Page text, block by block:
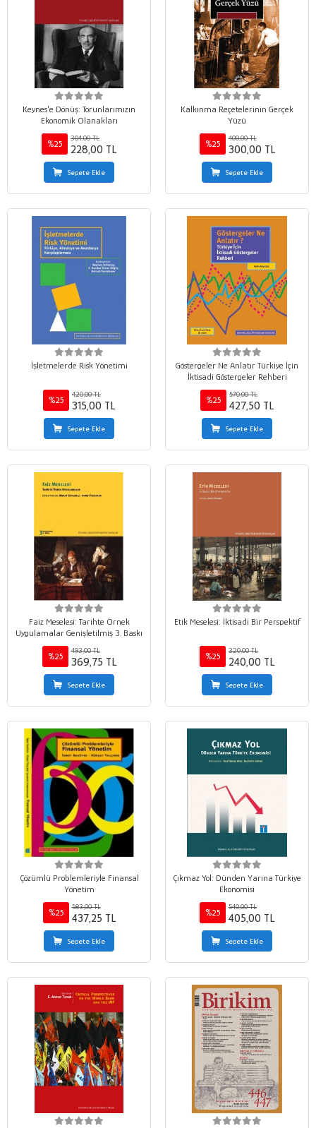
Keynes'e Dönüş: Torunlarımızın
Ekonomik Olanakları
%25
304,00 TL
228,00 TL
Sepete Ekle
Kalkınma Reçetelerinin Gerçek
Yüzü
%25
400,00 TL
300,00 TL
Sepete Ekle
İşletmelerde Risk Yönetimi
%25
420,00 TL
315,00 TL
Sepete Ekle
Göstergeler Ne Anlatır Türkiye İçin
İktisadi Göstergeler Rehberi
%25
570,00 TL
427,50 TL
Sepete Ekle
Faiz Meselesi: Tarihte Örnek
Uygulamalar Genişletilmiş 3. Baskı
%25
493,00 TL
369,75 TL
Sepete Ekle
Etik Meselesi: İktisadi Bir Perspektif
%25
320,00 TL
240,00 TL
Sepete Ekle
Çözümlü Problemleriyle Finansal
Yönetim
%25
583,00 TL
437,25 TL
Sepete Ekle
Çıkmaz Yol: Dünden Yarına Türkiye
Ekonomisi
%25
540,00 TL
405,00 TL
Sepete Ekle